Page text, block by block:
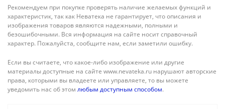
Рекомендуем при покупке проверять наличие желаемых функций и
характеристик, так как Неватека не гарантирует, что описания и
изображения товаров являются надежными, полными и
безошибочными. Вся информация на сайте носит справочный
характер. Пожалуйста, сообщите нам, если заметили ошибку.
Если вы считаете, что какое-либо изображение или другие
материалы доступные на сайте www.nevateka.ru нарушают авторские
права, которыми вы владеете или управляете, то вы можете
уведомить нас об этом любым доступным способом.